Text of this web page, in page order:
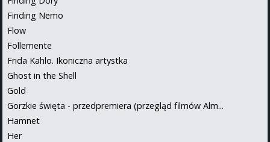
Finding Nemo
Flow
Follemente
Frida Kahlo. Ikoniczna artystka
Ghost in the Shell
Gold
Gorzkie święta - przedpremiera (przegląd filmów Alm...
Hamnet
Her